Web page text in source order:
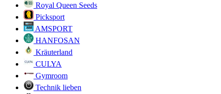
Royal Queen Seeds
Picksport
AMSPORT
HANFOSAN
Kräuterland
CULYA
Gymroom
Technik lieben